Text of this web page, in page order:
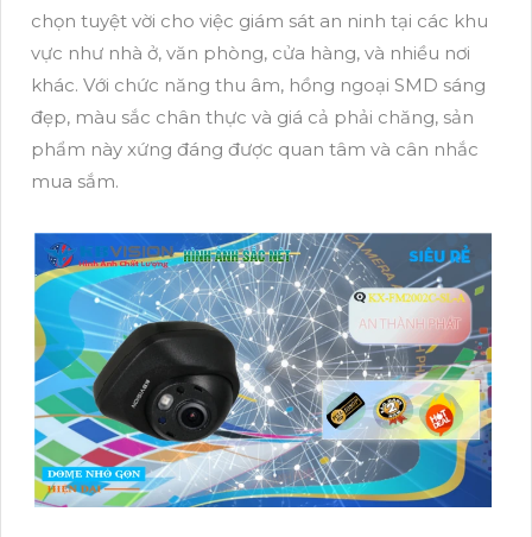
chọn tuyệt vời cho việc giám sát an ninh tại các khu
vực như nhà ở, văn phòng, cửa hàng, và nhiều nơi
khác. Với chức năng thu âm, hồng ngoại SMD sáng
đẹp, màu sắc chân thực và giá cả phải chăng, sản
phẩm này xứng đáng được quan tâm và cân nhắc
mua sắm.